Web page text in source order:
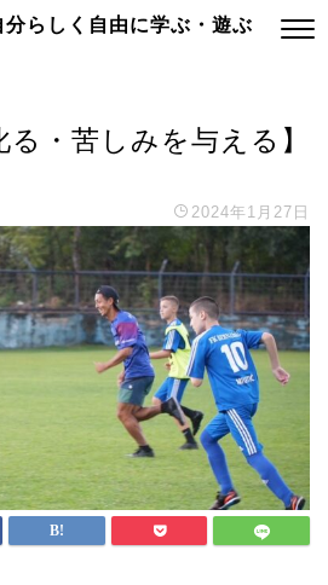
らしく自由に学ぶ・遊ぶ
る・苦しみを与える】
2024年1月27日